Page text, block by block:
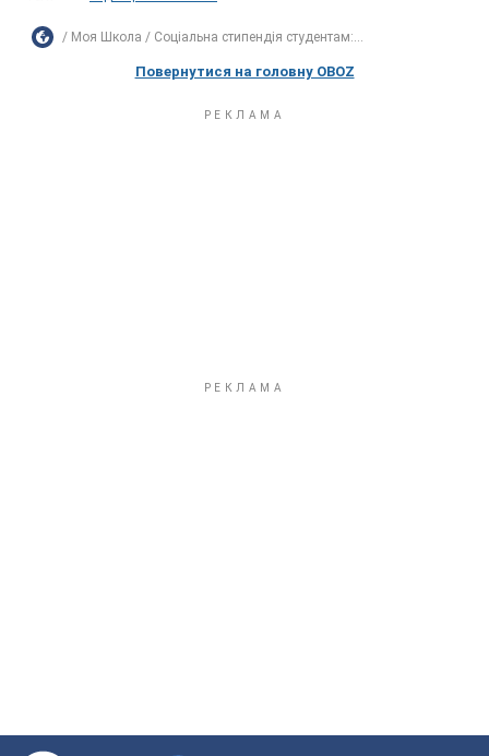
Моя Школа Соціальна стипендія студентам:...
Повернутися на головну OBOZ